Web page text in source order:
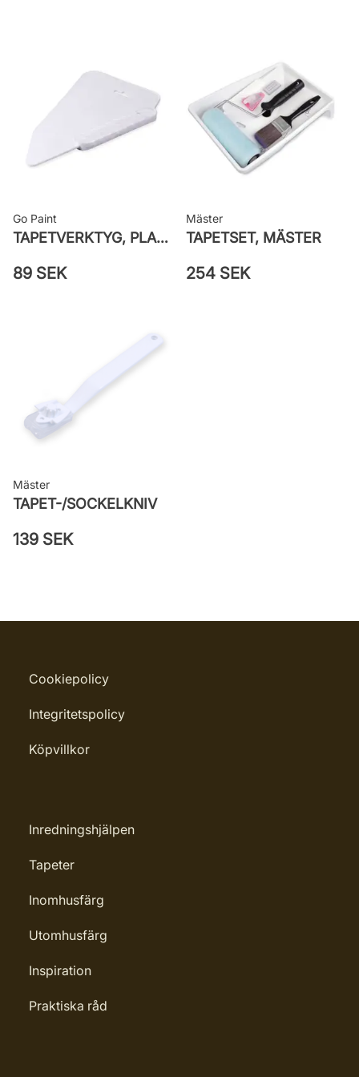
Applicering av lim: Lim strykes på
väggen
Leverantörens artikelnummer:
LV3404
Go Paint
TAPETVERKTYG, PLAST GO PAINT
89 SEK
Mäster
TAPETSET, MÄSTER
254 SEK
Mäster
TAPET-/SOCKELKNIV
139 SEK
Cookiepolicy
Integritetspolicy
Köpvillkor
Inredningshjälpen
Tapeter
Inomhusfärg
Utomhusfärg
Inspiration
Praktiska råd